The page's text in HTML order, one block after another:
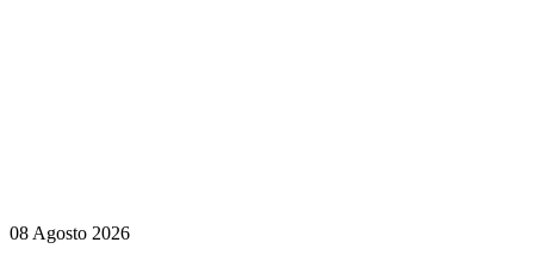
08 Agosto 2026